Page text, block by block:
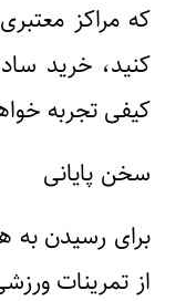
که مراکز
کنید، خرید
کیفی تجربه
سخن‌ پایانی
برای رسیدن به
از تمرینات